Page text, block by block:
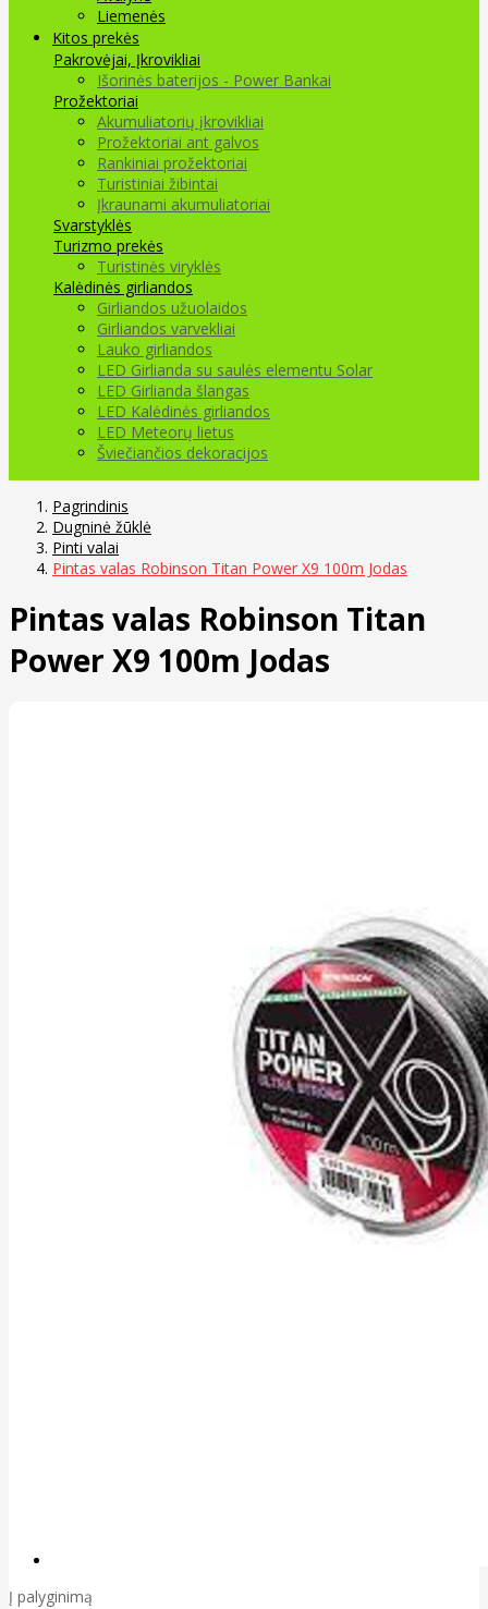
Liemenės
Kitos prekės
Pakrovėjai, Įkrovikliai
Išorinės baterijos - Power Bankai
Prožektoriai
Akumuliatorių įkrovikliai
Prožektoriai ant galvos
Rankiniai prožektoriai
Turistiniai žibintai
Įkraunami akumuliatoriai
Svarstyklės
Turizmo prekės
Turistinės viryklės
Kalėdinės girliandos
Girliandos užuolaidos
Girliandos varvekliai
Lauko girliandos
LED Girlianda su saulės elementu Solar
LED Girlianda šlangas
LED Kalėdinės girliandos
LED Meteorų lietus
Šviečiančios dekoracijos
Pagrindinis
Dugninė žūklė
Pinti valai
Pintas valas Robinson Titan Power X9 100m Jodas
Pintas valas Robinson Titan
Power X9 100m Jodas
Į palyginimą